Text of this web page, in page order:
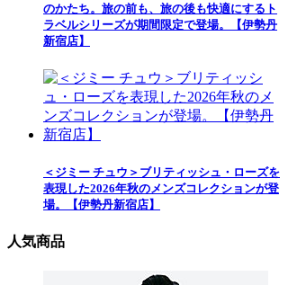
のかたち。旅の前も、旅の後も快適にするト
ラベルシリーズが期間限定で登場。【伊勢丹
新宿店】
＜ジミー チュウ＞ブリティッシュ・ローズを
表現した2026年秋のメンズコレクションが登
場。【伊勢丹新宿店】
人気商品